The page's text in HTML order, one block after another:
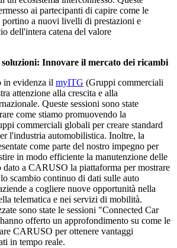
ai partecipanti di capire come le
portino a nuovi livelli di prestazioni e
dell'intera catena del valore
Innovare il mercato dei ricambi
in evidenza il myITG (Gruppi commerciali
attenzione alla crescita e alla
Queste sessioni sono state
come stiamo promuovendo la
commerciali globali per creare standard
l'industria automobilistica. Inoltre, la
come parte del nostro impegno per
in modo efficiente la manutenzione delle
a CARUSO la piattaforma per mostrare
scambio continuo di dati sulle auto
a cogliere nuove opportunità nella
telematica e nei servizi di mobilità.
sono state le sessioni "Connected Car
offerto un approfondimento su come le
CARUSO per ottenere vantaggi
in tempo reale.